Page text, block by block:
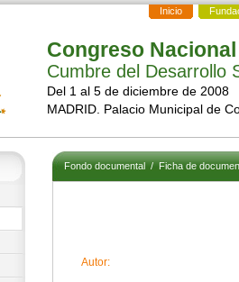
Inicio
Congreso
Cumbre del Desarrollo
Del 1 al 5 de diciembre de 2008
MADRID. Palacio Municipal de
Fondo documental/Ficha de
Autor: